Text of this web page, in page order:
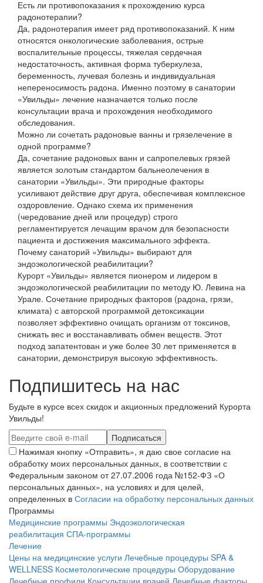
Есть ли противопоказания к прохождению курса
радонотерапии?
Да, радонотерапия имеет ряд противопоказаний. К ним
относятся онкологические заболевания, острые
воспалительные процессы, тяжелая сердечная
недостаточность, активная форма туберкулеза,
беременность, лучевая болезнь и индивидуальная
непереносимость радона. Именно поэтому в санатории
«Увильды» лечение назначается только после
консультации врача и прохождения необходимого
обследования.
Можно ли сочетать радоновые ванны и грязелечение в
одной программе?
Да, сочетание радоновых ванн и сапропелевых грязей
является золотым стандартом бальнеолечения в
санатории «Увильды». Эти природные факторы
усиливают действие друг друга, обеспечивая комплексное
оздоровление. Однако схема их применения
(чередование дней или процедур) строго
регламентируется лечащим врачом для безопасности
пациента и достижения максимального эффекта.
Почему санаторий «Увильды» выбирают для
эндоэкологической реабилитации?
Курорт «Увильды» является пионером и лидером в
эндоэкологической реабилитации по методу Ю. Левина на
Урале. Сочетание природных факторов (радона, грязи,
климата) с авторской программой детоксикации
позволяет эффективно очищать организм от токсинов,
снижать вес и восстанавливать обмен веществ. Этот
подход запатентован и уже более 30 лет применяется в
санатории, демонстрируя высокую эффективность.
Подпишитесь на нас
Будьте в курсе всех скидок и акционных предложений Курорта
Увильды!
Нажимая кнопку «Отправить», я даю свое согласие на
обработку моих персональных данных, в соответствии с
Федеральным законом от 27.07.2006 года №152-ФЗ «О
персональных данных», на условиях и для целей,
определенных в Согласии на обработку персональных данных
Программы
Медицинские программы Эндоэкологическая
реабилитация СПА-программы
Лечение
Цены на медицинские услуги Лечебные процедуры SPA &
WELLNESS Косметологические процедуры Оборудование
Лечебные профили Консультации врачей Лечебные факторы